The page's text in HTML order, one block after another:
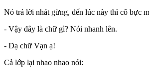
Nó trả lời nhát gừng, đến lúc này thì cô bực
- Vậy đây là chữ gì? Nói nhanh lên.
- Dạ chữ Vạn ạ!
Cả lớp lại nhao nhao nói: